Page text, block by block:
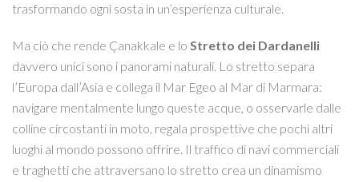
trasformando ogni sosta in un’esperienza culturale.
Ma ciò che rende Çanakkale e lo Stretto dei Dardanelli
davvero unici sono i panorami naturali. Lo stretto separa
l’Europa dall’Asia e collega il Mar Egeo al Mar di Marmara:
navigare mentalmente lungo queste acque, o osservarle dalle
colline circostanti in moto, regala prospettive che pochi altri
luoghi al mondo possono offrire. Il traffico di navi commerciali
e traghetti che attraversano lo stretto crea un dinamismo